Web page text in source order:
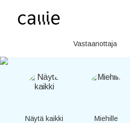
Vastaanottaja
Näytä kaikki Miehille